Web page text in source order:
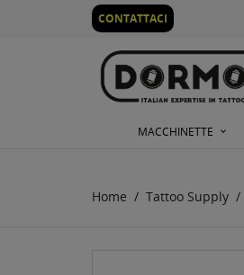
CONTATTACI
MACCHINETTE
Home Tattoo Supply